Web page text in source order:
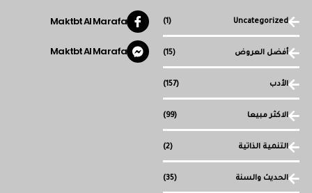
Uncategorized
(1)
أفضل العروض (15)
الأدب (157)
الاكثر مبيعا (99)
التنمية الذاتية (2)
الحديث والسنة (35)
Maktbt Al Marafa
Maktbt Al Marafa